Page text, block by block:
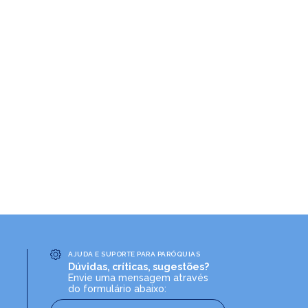
AJUDA E SUPORTE PARA PARÓQUIAS
Dúvidas, críticas, sugestões?
Envie uma mensagem através
do formulário abaixo: